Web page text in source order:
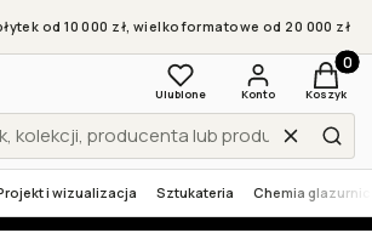
od 10 000 zł, wielkoformatowe od 20 000 zł
Wyczyść
Ulubione Konto Koszyk
i wizualizacja Sztukateria Chemia